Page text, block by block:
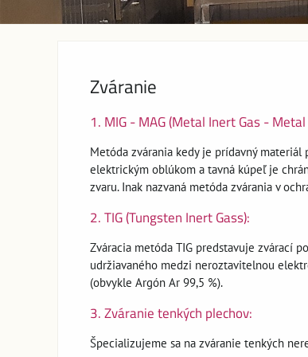
Zváranie
1. MIG - MAG (Metal Inert Gas - Metal
Metóda zvárania kedy je prídavný
elektrickým oblúkom a tavná kúpeľ je
zvaru. Inak nazvaná metóda zvárania v
2. TIG (Tungsten Inert Gass):
Zváracia metóda TIG predstavuje zvárací
udržiavaného medzi neroztavitelnou
(obvykle Argón Ar 99,5 %).
3. Zváranie tenkých plechov:
Špecializujeme sa na zváranie tenkých